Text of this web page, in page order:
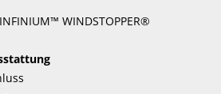
WINDSTOPPER®